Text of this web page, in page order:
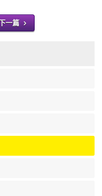
一篇